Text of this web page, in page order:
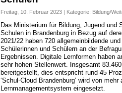
Freitag, 10. Februar 2023 | Kategorie: Bildung/
Das Ministerium für Bildung, Jugend und
Schulen in Brandenburg in Bezug auf
2021/22 haben 720 allgemeinbildende
Schülerinnen und Schülern an der
Ergebnissen. Digitale Lernformen haben
sehr hohen Stellenwert. Insgesamt
bereitgestellt, dies entspricht rund 45
‘Schul-Cloud Brandenburg’ wird von
Lernmanagementsystem eingesetzt.